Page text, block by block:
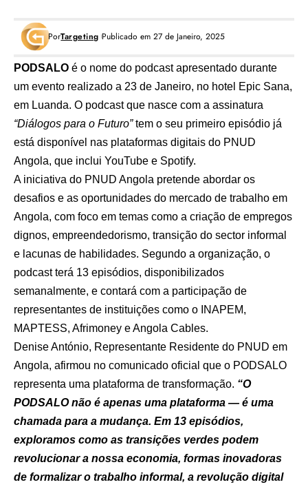
PorTargeting Publicado em 27 de Janeiro, 2025
PODSALO é o nome do podcast apresentado durante
um evento realizado a 23 de Janeiro, no hotel Epic Sana,
em Luanda. O podcast que nasce com a assinatura
“Diálogos para o Futuro”tem o seu primeiro episódio já
está disponível nas plataformas digitais do PNUD
Angola, que inclui YouTube e Spotify.
A iniciativa do PNUD Angola pretende abordar os
desafios e as oportunidades do mercado de trabalho em
Angola, com foco em temas como a criação de empregos
dignos, empreendedorismo, transição do sector informal
e lacunas de habilidades. Segundo a organização, o
podcast terá 13 episódios, disponibilizados
semanalmente, e contará com a participação de
representantes de instituições como o INAPEM,
MAPTESS, Afrimoney e Angola Cables.
Denise António, Representante Residente do PNUD em
Angola, afirmou no comunicado oficial que o PODSALO
representa uma plataforma de transformação. “O
PODSALO não é apenas uma plataforma — é uma
chamada para a mudança. Em 13 episódios,
exploramos como as transições verdes podem
revolucionar a nossa economia, formas inovadoras
de formalizar o trabalho informal, a revolução digital